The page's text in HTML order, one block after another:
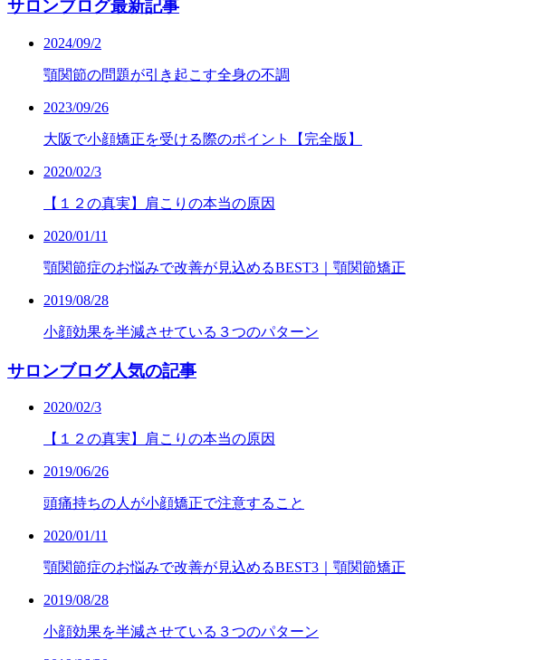
サロンブログ最新記事
2024/09/2
顎関節の問題が引き起こす全身の不調
2023/09/26
大阪で小顔矯正を受ける際のポイント【完全版】
2020/02/3
【１２の真実】肩こりの本当の原因
2020/01/11
顎関節症のお悩みで改善が見込めるBEST3｜顎関節矯正
2019/08/28
小顔効果を半減させている３つのパターン
サロンブログ人気の記事
2020/02/3
【１２の真実】肩こりの本当の原因
2019/06/26
頭痛持ちの人が小顔矯正で注意すること
2020/01/11
顎関節症のお悩みで改善が見込めるBEST3｜顎関節矯正
2019/08/28
小顔効果を半減させている３つのパターン